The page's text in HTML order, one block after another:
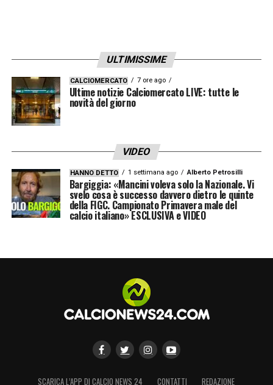
ULTIMISSIME
CALCIOMERCATO 7 ore ago
Ultime notizie Calciomercato LIVE: tutte le
novità del giorno
VIDEO
HANNO DETTO 1 settimana ago Alberto Petrosilli
Bargiggia: «Mancini voleva solo la Nazionale. Vi
svelo cosa è successo davvero dietro le quinte
della FIGC. Campionato Primavera male del
calcio italiano» ESCLUSIVA e VIDEO
SCARICA L’APP DI CALCIO NEWS 24 CONTATTI REDAZIONE